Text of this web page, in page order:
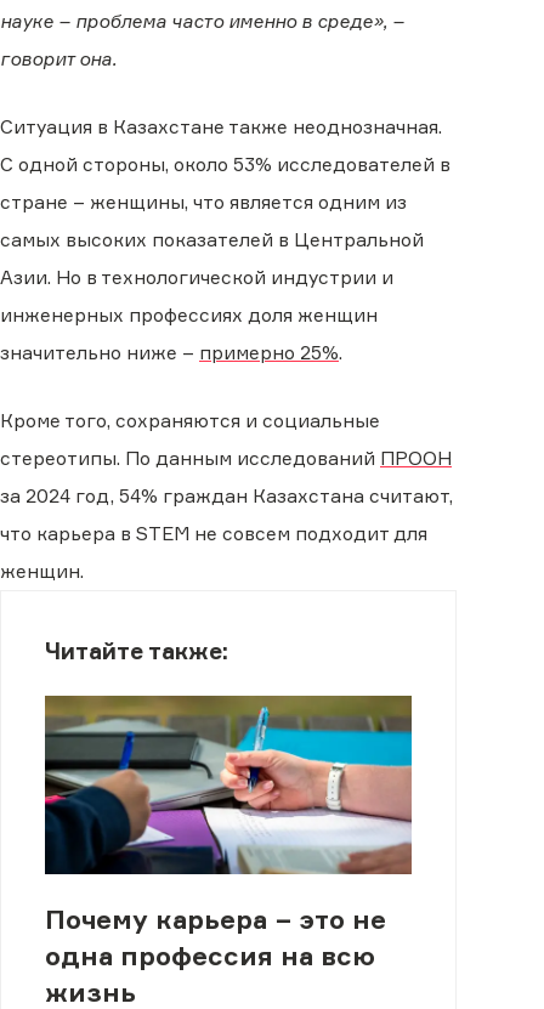
науке – проблема часто именно в среде», –
говорит она.
Ситуация в Казахстане также неоднозначная.
С одной стороны, около 53% исследователей в
стране – женщины, что является одним из
самых высоких показателей в Центральной
Азии. Но в технологической индустрии и
инженерных профессиях доля женщин
значительно ниже – примерно 25%.
Кроме того, сохраняются и социальные
стереотипы. По данным исследований ПРООН
за 2024 год, 54% граждан Казахстана считают,
что карьера в STEM не совсем подходит для
женщин.
Читайте также:
Почему карьера − это не
одна профессия на всю
жизнь